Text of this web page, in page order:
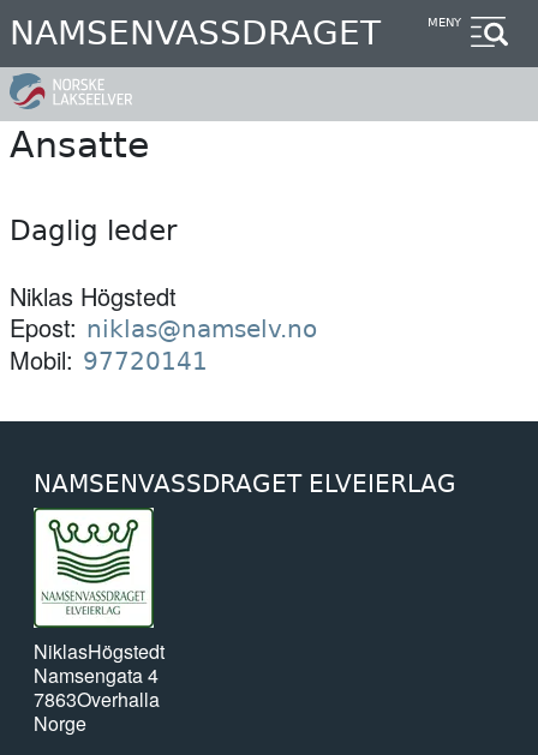
Hopp
til
hovedinnhold
NAMSENVASSDRAGET MENY
Ansatte
Daglig leder
Niklas Högstedt
Epost
niklas@namselv.no
Mobil 97720141
NAMSENVASSDRAGET ELVEIERLAG
NiklasHögstedt
Namsengata 4
7863Overhalla
Norge